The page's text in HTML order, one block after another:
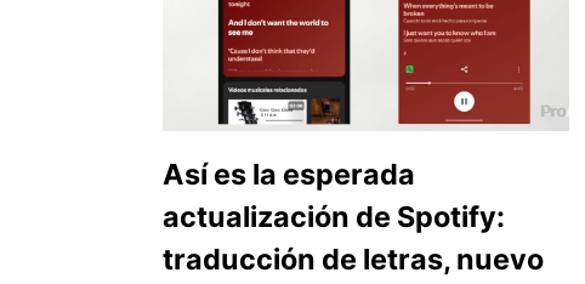
Así es la esperada
actualización de Spotify:
traducción de letras, nuevo